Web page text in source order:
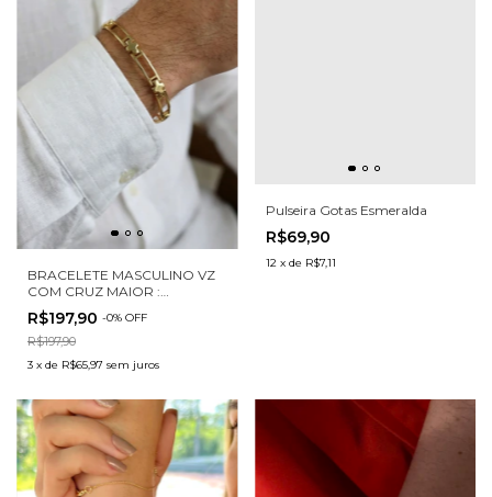
BRACELETE MASCULINO VZ
COM CRUZ MAIOR :
BMV0001-EC
R$197,90 -0% OFF
R$197,90
3 x de R$65,97 sem juros
Pulseira Gotas Esmeralda
R$69,90
12 x de R$7,11